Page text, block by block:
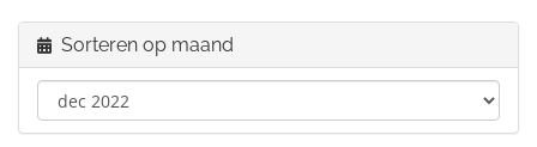
Sorteren op maand